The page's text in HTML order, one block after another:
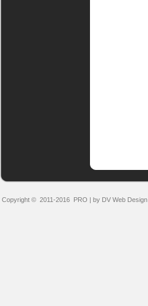
Copyright © 2011-2016 PRO | by DV Web Design